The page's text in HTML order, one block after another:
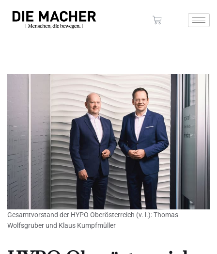
Gesamtvorstand der HYPO Oberösterreich (v. l.): Thomas
Wolfsgruber und Klaus Kumpfmüller